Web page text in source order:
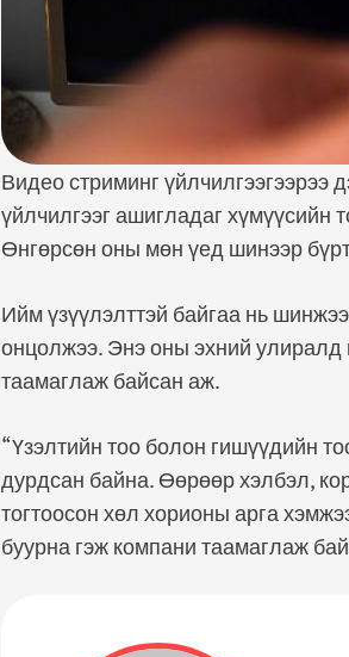
Видео стриминг үйлчилгээгээрээ
үйлчилгээг ашигладаг хүмүүсийн
Өнгөрсөн оны мөн үед шинээр
Ийм үзүүлэлттэй байгаа нь
онцолжээ. Энэ оны эхний улиралд
таамаглаж байсан аж.
“Үзэлтийн тоо болон гишүүдийн
дурдсан байна. Өөрөөр хэлбэл,
тогтоосон хөл хорионы арга
буурна гэж компани таамаглаж